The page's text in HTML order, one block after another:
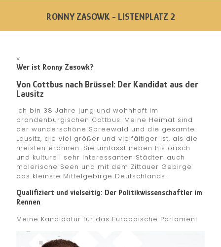
RONNY ZASOWK - LISTENPLATZ 2
v
Wer ist Ronny Zasowk?
Von Cottbus nach Brüssel: Der Kandidat aus der
Lausitz
Ich bin 38 Jahre jung und wohnhaft im
brandenburgischen Cottbus. Meine Heimat sind
der wunderschöne Spreewald und die gesamte
Lausitz, die viel größer und vielfältiger ist, als die
meisten erahnen. Sie umfasst neben historisch
und kulturell sehr interessanten Städten auch
malerische Seen und mit dem Zittauer Gebirge
das kleinste Mittelgebirge Deutschlands.
Qualifiziert und vielseitig: Der Politikwissenschaftler im
Rennen
Meine Kandidatur für das Europäische Parlament